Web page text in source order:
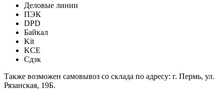
Деловые линии
ПЭК
DPD
Байкал
Kit
KCE
Сдэк
Также возможен самовывоз со склада по адресу: г. Пермь, ул.
Рязанская, 19Б.